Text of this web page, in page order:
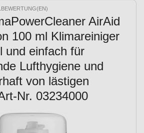
AirAid
100 ml Klimareiniger
und einfach für
Lufthygiene und
von lästigen
Nr. 03234000